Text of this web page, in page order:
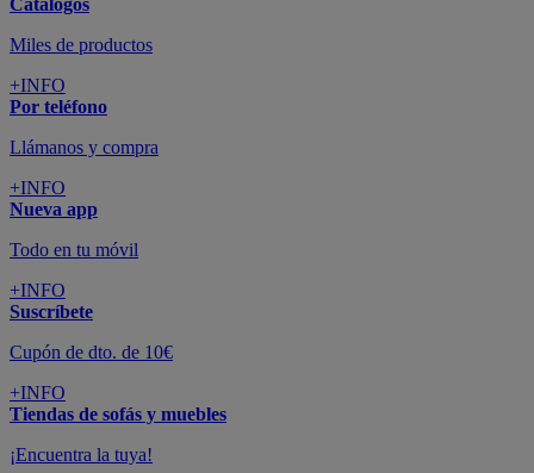
Catálogos
Miles de productos
+INFO
Por teléfono
Llámanos y compra
+INFO
Nueva app
Todo en tu móvil
+INFO
Suscríbete
Cupón de dto. de 10€
+INFO
Tiendas de sofás y muebles
¡Encuentra la tuya!